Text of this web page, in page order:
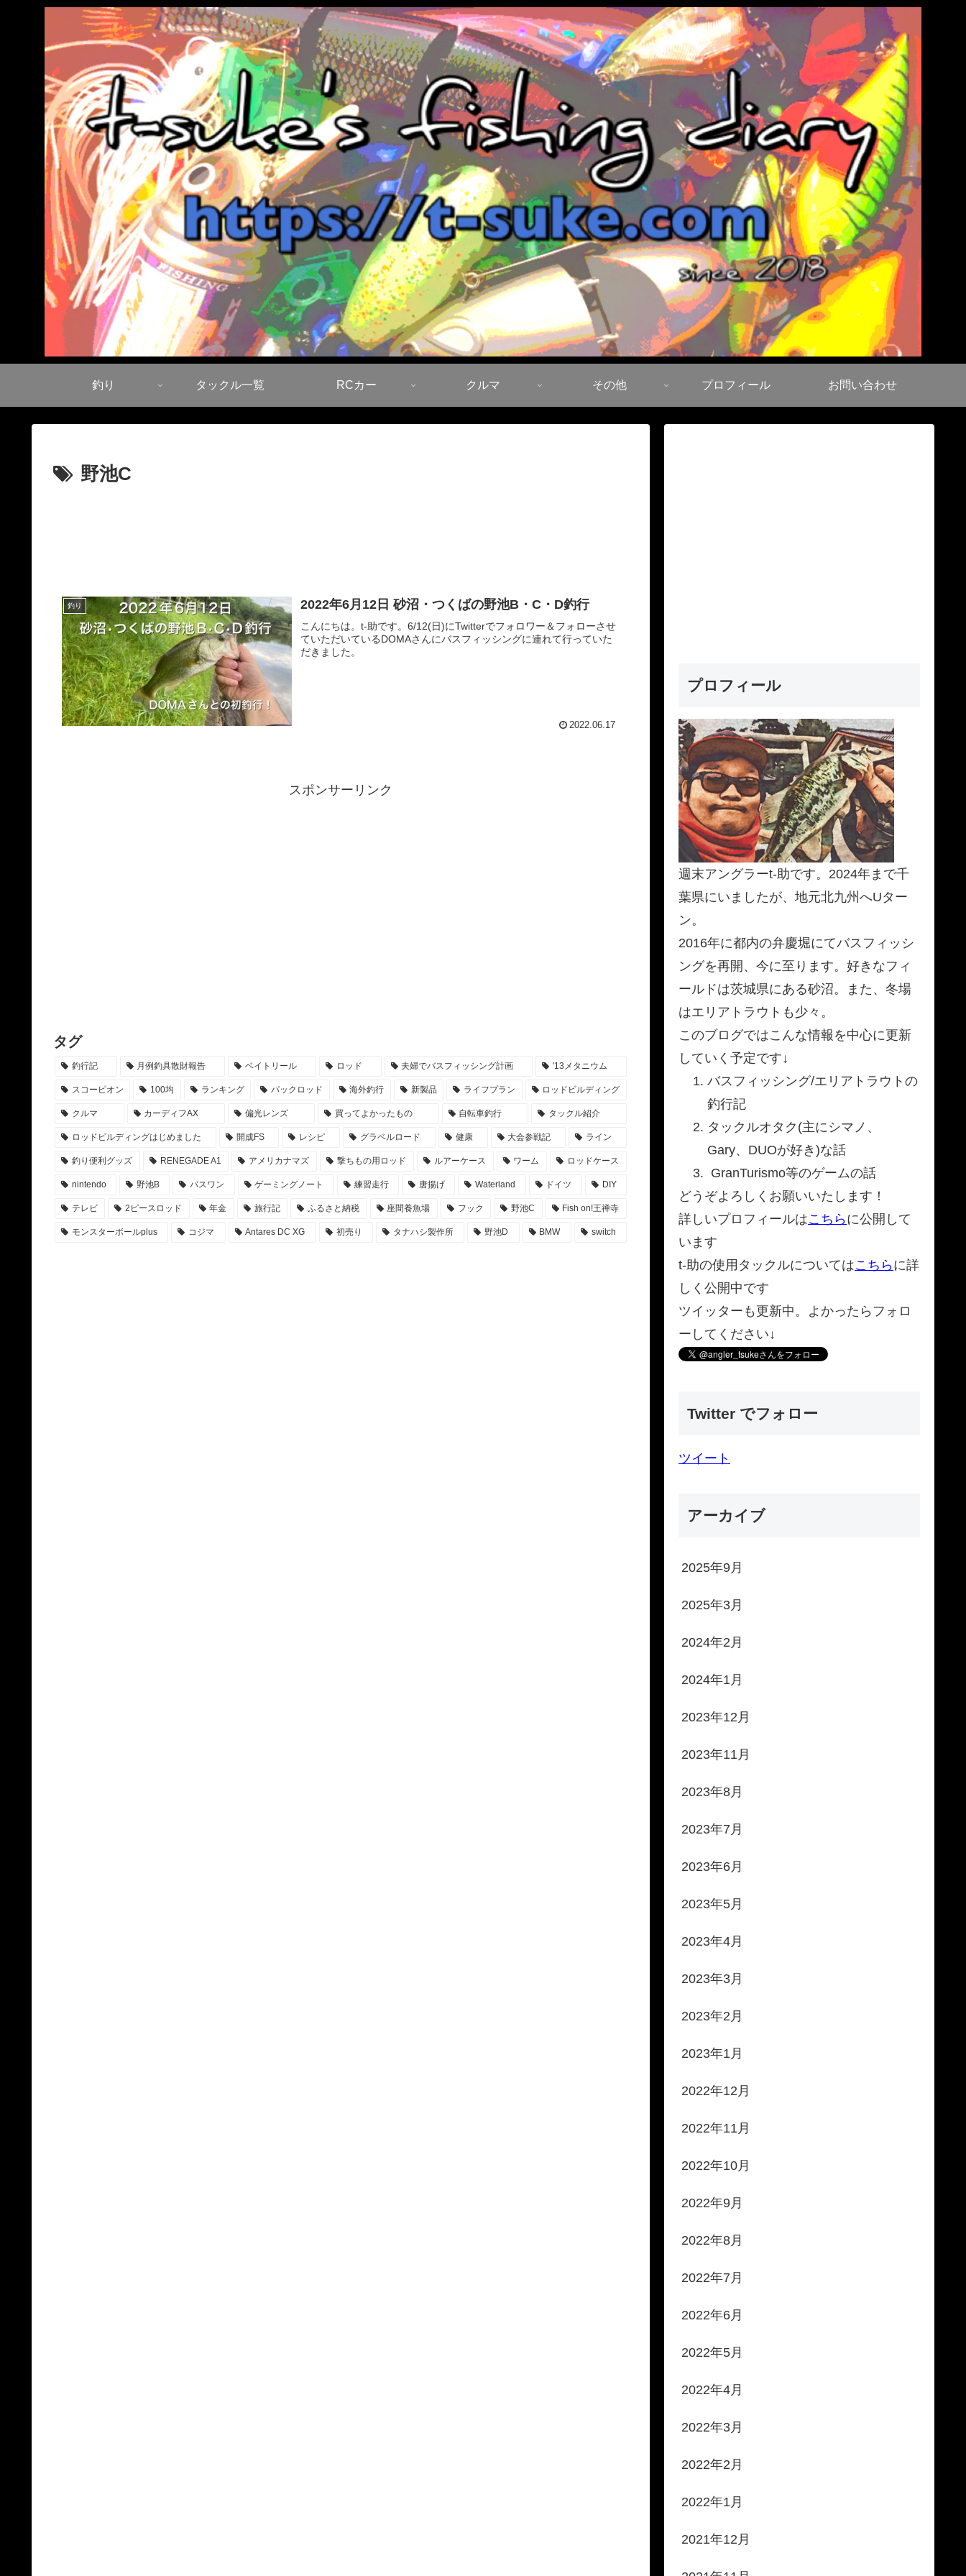
釣り タックル一覧 RCカー クルマ その他 プロフィール お問い合わせ
野池C
釣り 2022年6月12日 砂沼・つくばの野池B・C・D釣行
こんにちは。t-助です。6/12(日)にTwitterでフォロワー＆フォローさせ
ていただいているDOMAさんにバスフィッシングに連れて行っていた
だきました。
2022.06.17
スポンサーリンク
タグ
釣行記 月例釣具散財報告 ベイトリール ロッド 夫婦でバスフィッシング計画 '13メタニウム
スコーピオン 100均 ランキング パックロッド 海外釣行 新製品 ライフプラン ロッドビルディング
クルマ カーディフAX 偏光レンズ 買ってよかったもの 自転車釣行 タックル紹介
ロッドビルディングはじめました 開成FS レシピ グラベルロード 健康 大会参戦記 ライン
釣り便利グッズ RENEGADE A1 アメリカナマズ 撃ちもの用ロッド ルアーケース ワーム ロッドケース
nintendo 野池B バスワン ゲーミングノート 練習走行 唐揚げ Waterland ドイツ DIY
テレビ 2ピースロッド 年金 旅行記 ふるさと納税 座間養魚場 フック 野池C Fish on!王禅寺
モンスターボールplus コジマ Antares DC XG 初売り タナハシ製作所 野池D BMW switch
プロフィール
週末アングラーt-助です。2024年まで千
葉県にいましたが、地元北九州へUター
ン。
2016年に都内の弁慶堀にてバスフィッシ
ングを再開、今に至ります。好きなフィ
ールドは茨城県にある砂沼。また、冬場
はエリアトラウトも少々。
このブログではこんな情報を中心に更新
していく予定です↓
バスフィッシング/エリアトラウトの
釣行記
タックルオタク(主にシマノ、
Gary、DUOが好き)な話
GranTurismo等のゲームの話
どうぞよろしくお願いいたします！
詳しいプロフィールはこちらに公開して
います
t-助の使用タックルについてはこちらに詳
しく公開中です
ツイッターも更新中。よかったらフォロ
ーしてください↓
Twitter でフォロー
ツイート
アーカイブ
2025年9月
2025年3月
2024年2月
2024年1月
2023年12月
2023年11月
2023年8月
2023年7月
2023年6月
2023年5月
2023年4月
2023年3月
2023年2月
2023年1月
2022年12月
2022年11月
2022年10月
2022年9月
2022年8月
2022年7月
2022年6月
2022年5月
2022年4月
2022年3月
2022年2月
2022年1月
2021年12月